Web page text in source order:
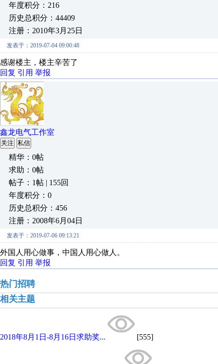
年度积分：216
历史总积分：44409
注册：2010年3月25日
发表于：2019-07-04 09:00:48
感谢楼主，楼主辛苦了
回复 引用 举报
鑫龙电气工作室
关注 私信
精华：0帖
求助：0帖
帖子：1帖 | 155回
年度积分：0
历史总积分：456
注册：2008年6月04日
发表于：2019-07-06 09:13:21
外国人用心做事，中国人用心做人。
回复 引用 举报
热门招聘
相关主题
2018年8月1日-8月16日求助奖... [555]